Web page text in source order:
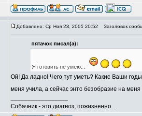
Добавлено: Ср Ноя 23, 2005 20:52 Заголовок
пятачок писал(а):
Я готовить не умею...
Ой! Да ладно! Чего тут уметь? Какие Ваши
меня учила, а сейчас энто безобразие на
Собачник - это диагноз, пожизненно...